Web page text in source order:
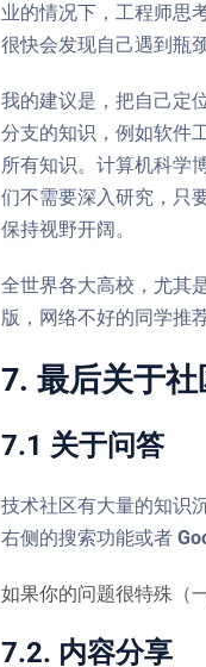
业的情况下，工程师思
很快会发现自己遇到瓶
我的建议是，把自己定
分支的知识，例如软件
所有知识。计算机科学
们不需要深入研究，只
保持视野开阔。
全世界各大高校，尤其
版，网络不好的同学推
7. 最后关于社
7.1 关于问答
技术社区有大量的知识
右侧的搜索功能或者
如果你的问题很特殊（
7.2. 内容分享